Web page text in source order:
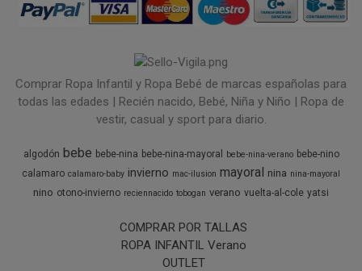
Comprar Ropa Infantil y Ropa Bebé de marcas españolas para
todas las edades | Recién nacido, Bebé, Niña y Niño | Ropa de
vestir, casual y sport para diario.
algodón bebe bebe-nina bebe-nina-mayoral bebe-nina-verano bebe-nino
calamaro calamaro-baby invierno mac-ilusion mayoral nina nina-mayoral
nino otono-invierno reciennacido tobogan verano vuelta-al-cole yatsi
COMPRAR POR TALLAS
ROPA INFANTIL Verano
OUTLET